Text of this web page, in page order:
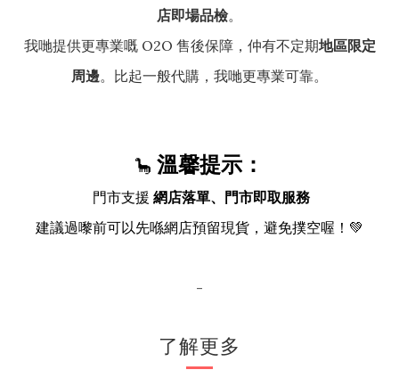
店即場品檢。
我哋提供更專業嘅 O2O 售後保障，仲有不定期地區限定
周邊。比起一般代購，我哋更專業可靠。
🦕 溫馨提示：
門市支援 網店落單、門市即取服務
建議過嚟前可以先喺網店預留現貨，避免撲空喔！💚
-
了解更多